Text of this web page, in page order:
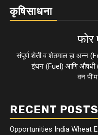
कृषिसाधना
फाेर
संपूर्ण शेती व शेतमाल हा अन्न
इंधन (Fuel) आणि औषधी
वन
RECENT POSTS
Opportunities India Wheat